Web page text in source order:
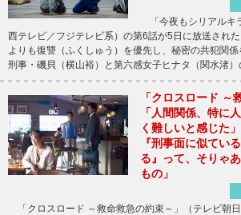
「今夜もシリアルキ
西テレビ／フジテレビ系）の第6話が5日に放送され
よりも復讐（ふくしゅう）を優先し、秘密の共犯関
刑事・磯貝（横山裕）と第六感女子ヒナタ（関水渚
「クロスロード ～
「人間関係、特に
く難しいと感じた
『刑事面に似てい
る』って、そりゃ
もの」
「クロスロード ～救命救急の約束～」（テレビ朝